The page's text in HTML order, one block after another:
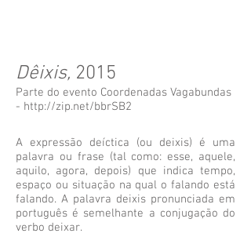
Dêixis, 2015
Parte do evento Coordenadas Vagabundas
- http://zip.net/bbrSB2
A expressão deíctica (ou deixis) é uma
palavra ou frase (tal como: esse, aquele,
aquilo, agora, depois) que indica tempo,
espaço ou situação na qual o falando está
falando. A palavra deixis pronunciada em
português é semelhante a conjugação do
verbo deixar.